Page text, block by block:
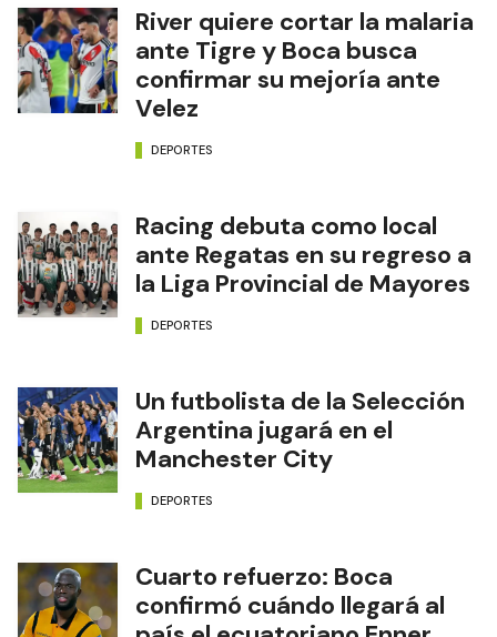
River quiere cortar la malaria
ante Tigre y Boca busca
confirmar su mejoría ante
Velez
DEPORTES
Racing debuta como local
ante Regatas en su regreso a
la Liga Provincial de Mayores
DEPORTES
Un futbolista de la Selección
Argentina jugará en el
Manchester City
DEPORTES
Cuarto refuerzo: Boca
confirmó cuándo llegará al